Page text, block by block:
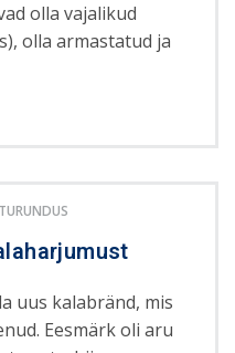
olla vajalikud
olla armastatud ja
TURUNDUS
uus kalabränd, mis
Eesmärk oli aru